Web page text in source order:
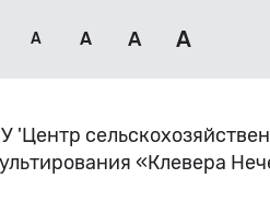
A A A A
'Центр
«Клевера